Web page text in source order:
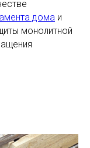
дома и
монолитной